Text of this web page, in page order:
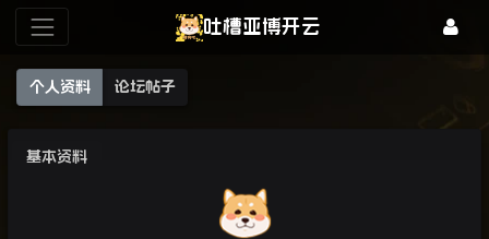
吐槽亚博开云
个人资料 论坛帖子
基本资料